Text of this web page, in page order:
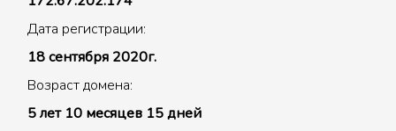
Дата регистрации:
18 сентября 2020г.
Возраст домена:
5 лет 10 месяцев 15 дней